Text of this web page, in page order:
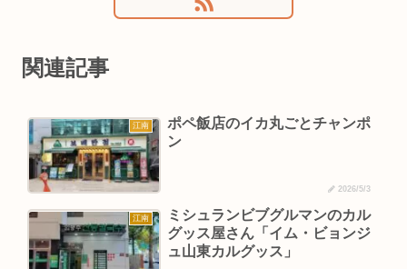
関連記事
江南
ポペ飯店のイカ丸ごとチャンポ
ン
2026/5/3
江南
ミシュランビブグルマンのカル
グッス屋さん「イム・ビョンジ
ュ山東カルグッス」